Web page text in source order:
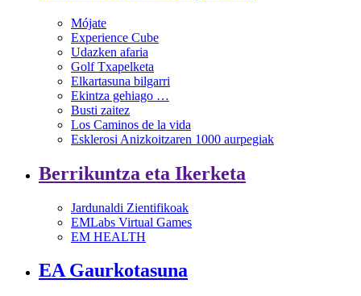
Mójate
Experience Cube
Udazken afaria
Golf Txapelketa
Elkartasuna bilgarri
Ekintza gehiago …
Busti zaitez
Los Caminos de la vida
Esklerosi Anizkoitzaren 1000 aurpegiak
Berrikuntza eta Ikerketa
Jardunaldi Zientifikoak
EMLabs Virtual Games
EM HEALTH
EA Gaurkotasuna